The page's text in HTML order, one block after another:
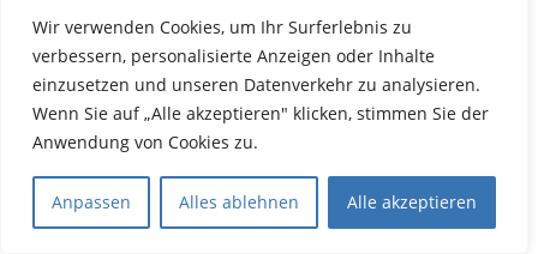
Wir verwenden Cookies, um Ihr Surferlebnis zu
verbessern, personalisierte Anzeigen oder Inhalte
einzusetzen und unseren Datenverkehr zu analysieren.
Wenn Sie auf „Alle akzeptieren" klicken, stimmen Sie der
Anwendung von Cookies zu.
Anpassen Alles ablehnen Alle akzeptieren